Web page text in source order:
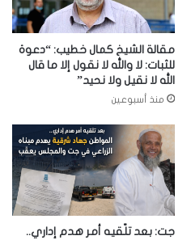
مقالة الشيخ كمال خطيب: “دعوة
للثبات: لا والله لا نقول إلا ما قال
الله لا نقيل ولا نحيد”
منذ أسبوعين
جت: بعد تلّقيه أمر هدم إداري..